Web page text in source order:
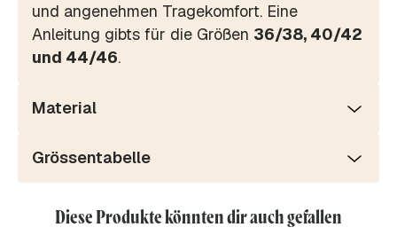
und angenehmen Tragekomfort. Eine
Anleitung gibts für die Größen 36/38, 40/42
und 44/46.
Material
Grössentabelle
Diese Produkte könnten dir auch gefallen